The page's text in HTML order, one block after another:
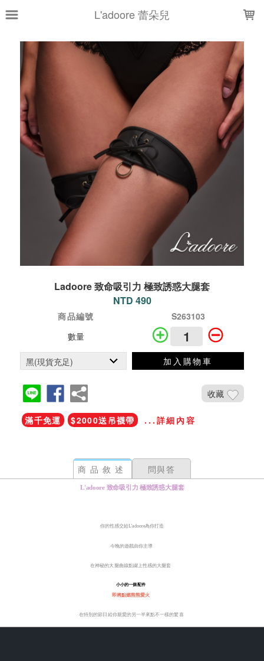
L'adoore 蕾朵兒
Ladoore 致命吸引力 極致誘惑大腿套
NTD 490
商品編號
S263103
數量
加入購物車
收藏
滿千免運 $2000送吊襪帶 ...詳細內容
商品敘述 問與答